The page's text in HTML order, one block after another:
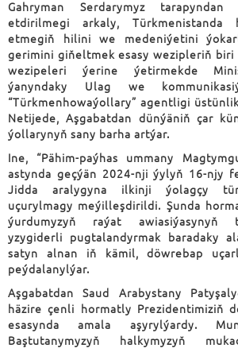
Gahryman Serdarymyz
etdirilmegi arkaly, Türkmenistanda
etmegiň hilini we medeniýetini
gerimini giňeltmek esasy wezipleriň biri
wezipeleri ýerine ýetirmekde
ýanyndaky Ulag we
“Türkmenhowaýollary” agentligi
Netijede, Aşgabatdan dünýäniň çar
ýollarynyň sany barha artýar.
Ine, “Pähim-paýhas ummany
astynda geçýän 2024-nji ýylyň 16-njy
Jidda aralygyna ilkinji ýolagçy
uçurylmagy meýilleşdirildi. Şunda
ýurdumyzyň raýat awiasiýasynyň
yzygiderli pugtalandyrmak baradaky
satyn alnan iň kämil, döwrebap
peýdalanylýar.
Aşgabatdan Saud Arabystany
häzire çenli hormatly Prezidentimiziň
esasynda amala aşyrylýardy.
Baştutanymyzyň halkymyzyň